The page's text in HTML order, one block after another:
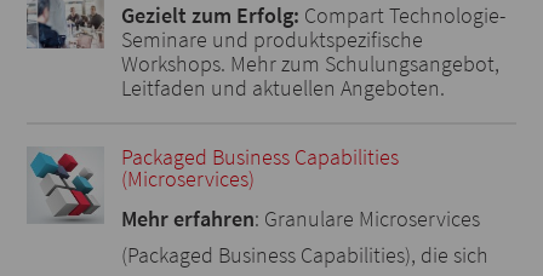
Gezielt zum Erfolg: Compart Technologie-
Seminare und produktspezifische
Workshops. Mehr zum Schulungsangebot,
Leitfaden und aktuellen Angeboten.
Packaged Business Capabilities
(Microservices)
Mehr erfahren: Granulare Microservices
(Packaged Business Capabilities), die sich